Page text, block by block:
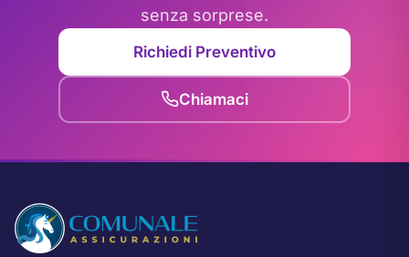
senza sorprese.
Richiedi Preventivo
Chiamaci